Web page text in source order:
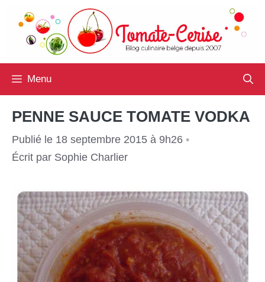
contenu
Menu
PENNE SAUCE TOMATE VODKA
Publié le 18 septembre 2015 à 9h26 •
Écrit par Sophie Charlier